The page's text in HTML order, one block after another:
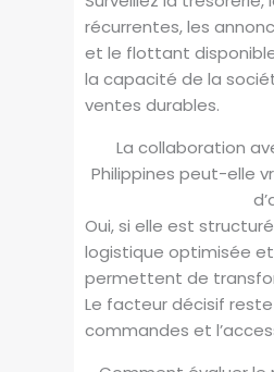
récurrentes, les
et le flottant
la capacité de la
ventes durables.
La collaboration
Philippines peut-elle
Oui, si elle est
logistique optimisée
permettent de
Le facteur décisif
commandes et